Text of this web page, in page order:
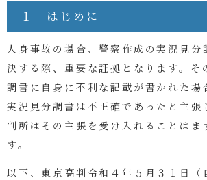
１ はじめに
人身事故の場合、警察作成の実況見分
決する際、重要な証拠となります。そ
調書に自身に不利な記載が書かれた場
実況見分調書は不正確であったと主張
判所はその主張を受け入れることはま
す。
以下、東京高判令和４年５月３１日（